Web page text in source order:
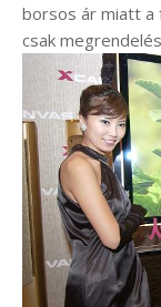
borsos ár miatt a
csak